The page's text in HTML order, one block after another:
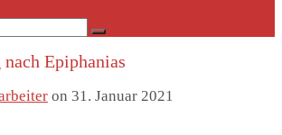
Epiphanias
on 31. Januar 2021